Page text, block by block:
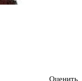
Оценить